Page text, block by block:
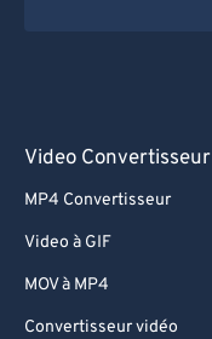
Video Convertisseur
MP4 Convertisseur
Video à GIF
MOV à MP4
Convertisseur vidéo